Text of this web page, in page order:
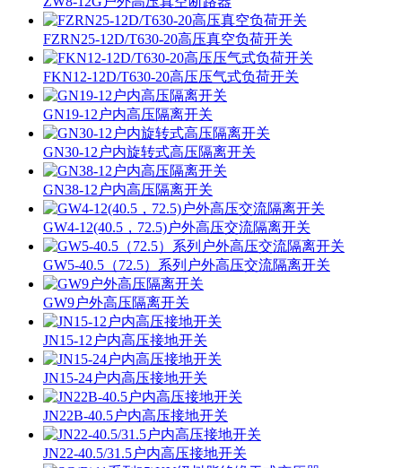
FZRN25-12D/T630-20高压真空负荷开关
FKN12-12D/T630-20高压压气式负荷开关
GN19-12户内高压隔离开关
GN30-12户内旋转式高压隔离开关
GN38-12户内高压隔离开关
GW4-12(40.5，72.5)户外高压交流隔离开关
GW5-40.5（72.5）系列户外高压交流隔离开关
GW9户外高压隔离开关
JN15-12户内高压接地开关
JN15-24户内高压接地开关
JN22B-40.5户内高压接地开关
JN22-40.5/31.5户内高压接地开关